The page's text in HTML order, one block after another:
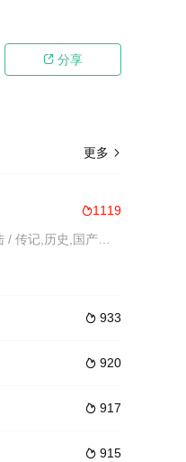
 分享
更多 
1119
 933
 920
 917
 915